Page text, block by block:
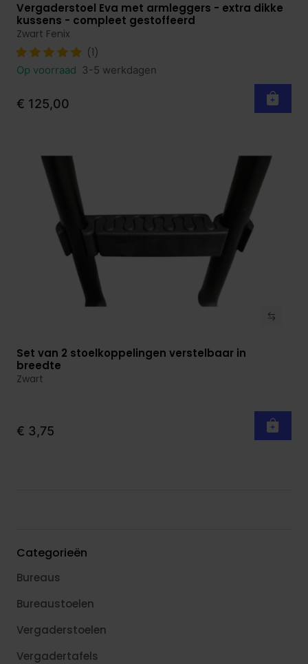
Bekijk product
Vergaderstoel Eva met armleggers - extra dikke
kussens - compleet gestoffeerd
Zwart Fenix
(1)
Op voorraad 3-5 werkdagen
€ 125,00
Bekijk product
Set van 2 stoelkoppelingen verstelbaar in
breedte
Zwart
€ 3,75
Categorieën
Bureaus
Bureaustoelen
Vergaderstoelen
Vergadertafels